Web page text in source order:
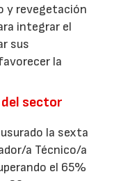
y revegetación
integrar el
sus
la
sector
la sexta
a Técnico/a
el 65%